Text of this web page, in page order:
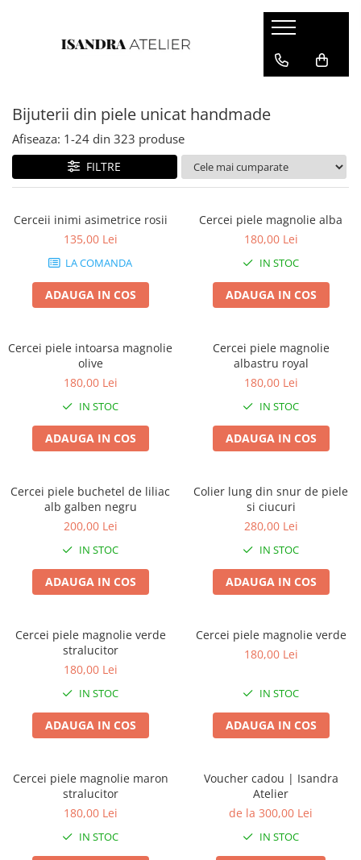
Cercei piele
Cercei geometrici
Cercei inima
Bijuterii din piele unicat handmade
Afiseaza: 1-24 din 323 produse
FILTRE
Cerceii inimi asimetrice rosii
135,00 Lei
LA COMANDA
ADAUGA IN COS
Cercei piele magnolie alba
180,00 Lei
IN STOC
ADAUGA IN COS
Cercei piele intoarsa magnolie
olive
180,00 Lei
IN STOC
ADAUGA IN COS
Cercei piele magnolie
albastru royal
180,00 Lei
IN STOC
ADAUGA IN COS
Cercei piele buchetel de liliac
alb galben negru
200,00 Lei
IN STOC
ADAUGA IN COS
Colier lung din snur de piele
si ciucuri
280,00 Lei
IN STOC
ADAUGA IN COS
Cercei piele magnolie verde
stralucitor
180,00 Lei
IN STOC
ADAUGA IN COS
Cercei piele magnolie verde
180,00 Lei
IN STOC
ADAUGA IN COS
Cercei piele magnolie maron
stralucitor
180,00 Lei
IN STOC
Voucher cadou | Isandra
Atelier
de la 300,00 Lei
IN STOC